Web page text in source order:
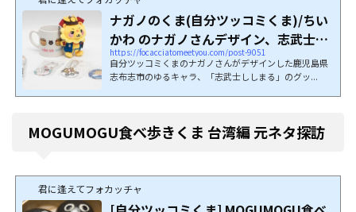
ナガノのくま(自分ツッコミくま)/ちい
かわ のナガノさんデザイン、志武士し
しまる...
https://focacciatomeetyou.com/post-9051
自分ツッコミくまのナガノさんがデザインした鹿児島県
志布志市のゆるキャラ、「志武士ししまる」のグッ...
MOGUMOGU食べ歩きくま 台湾編 元ネタ探訪
君に逢えてフォカッチャ